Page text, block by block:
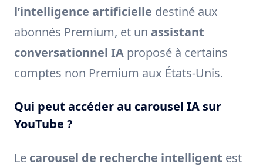
l’intelligence artificielle destiné aux
abonnés Premium, et un assistant
conversationnel IA proposé à certains
comptes non Premium aux États-Unis.
Qui peut accéder au carousel IA sur
YouTube ?
Le carousel de recherche intelligent est